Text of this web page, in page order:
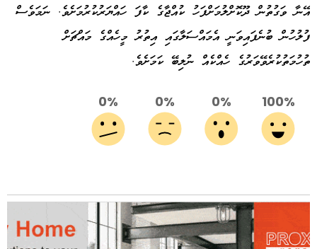
އޭނާ ވަގުތުން ދޫކޮށްލުމަށްފަހު ކުއްޖާގެ ކާފަ ހައްޔަރުކުރުމަށެވެ. ނަމަވެސް
ފުލުހުން ބުނެފައިވަނީ އެމައްސަލާގައި އިތުރު މީހެއްގެ މައްޗަށް
ތުހުމަތުކުރެވޭވަރުގެ ހެއްކެއް ނުލިބޭ ކަމަށެވެ.
100%
0%
0%
0%